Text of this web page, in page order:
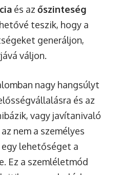
és az őszinteség
teszik, hogy a
generáljon,
váljon.
nagy hangsúlyt
és az
vagy javítanivaló
nem a személyes
lehetőséget a
Ez a szemléletmód